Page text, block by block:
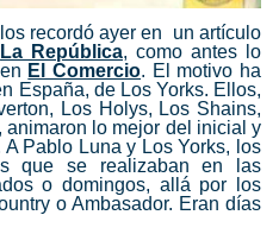
recordó ayer en un artículo
La República, como antes lo
El Comercio. El motivo ha
España, de Los Yorks. Ellos,
Los Holys, Los Shains,
animaron lo mejor del inicial y
Pablo Luna y Los Yorks, los
que se realizaban en las
o domingos, allá por los
o Ambasador. Eran días